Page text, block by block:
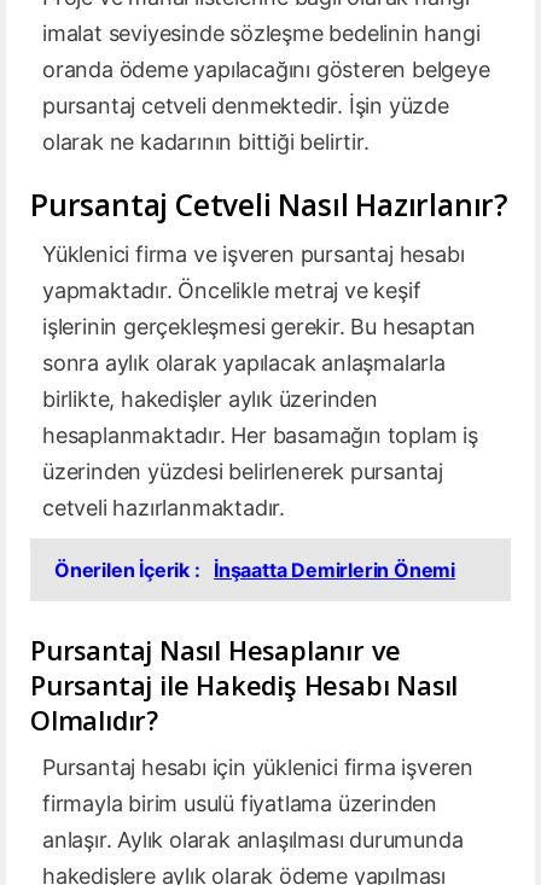
imalat seviyesinde sözleşme bedelinin hangi
oranda ödeme yapılacağını gösteren belgeye
pursantaj cetveli denmektedir. İşin yüzde
olarak ne kadarının bittiği belirtir.
Pursantaj Cetveli Nasıl Hazırlanır?
Yüklenici firma ve işveren pursantaj hesabı
yapmaktadır. Öncelikle metraj ve keşif
işlerinin gerçekleşmesi gerekir. Bu hesaptan
sonra aylık olarak yapılacak anlaşmalarla
birlikte, hakedişler aylık üzerinden
hesaplanmaktadır. Her basamağın toplam iş
üzerinden yüzdesi belirlenerek pursantaj
cetveli hazırlanmaktadır.
Önerilen İçerik : İnşaatta Demirlerin Önemi
Pursantaj Nasıl Hesaplanır ve
Pursantaj ile Hakediş Hesabı Nasıl
Olmalıdır?
Pursantaj hesabı için yüklenici firma işveren
firmayla birim usulü fiyatlama üzerinden
anlaşır. Aylık olarak anlaşılması durumunda
hakedişlere aylık olarak ödeme yapılması